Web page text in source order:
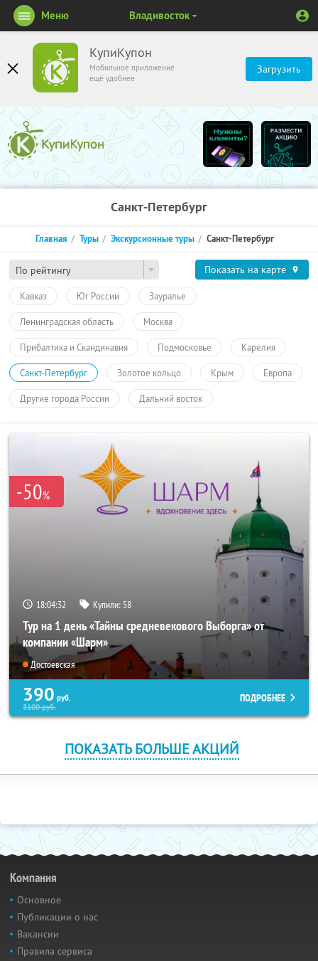
КупиКупон
Мобильное приложение
ещё удобнее
Загрузить
Меню Владивосток
Санкт-Петербург
По рейтингу
Главная Туры Экскурсионные туры Санкт-Петербург
Показать на карте
Кавказ Юг России Зауралье
Ленинградская область Москва
Прибалтика и Скандинавия Подмосковье Карелия
Санкт-Петербург Золотое кольцо Крым Европа
Другие города России Дальний восток
-50%
18:04:32 Купили: 58
Тур на 1 день «Тайны средневекового Выборга» от
компании «Шарм»
Достоевская
390 руб.
3100руб.
ПОДРОБНЕЕ
ПОКАЗАТЬ БОЛЬШЕ АКЦИЙ
Компания
Основное
Публикации о нас
Вакансии
Правила сервиса